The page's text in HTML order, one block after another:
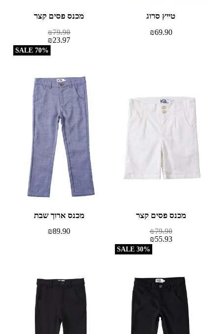
טייץ סרוג
₪69.90
70% SALE
מכנס פסים קצר
₪79.90
₪23.97
30% SALE
מכנס פסים קצר
₪79.90
₪55.93
מכנס ארוך שבת
₪89.90